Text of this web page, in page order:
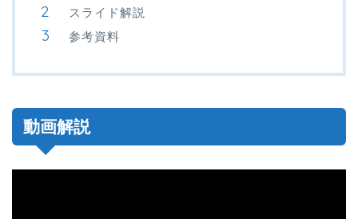
スライド解説
参考資料
動画解説